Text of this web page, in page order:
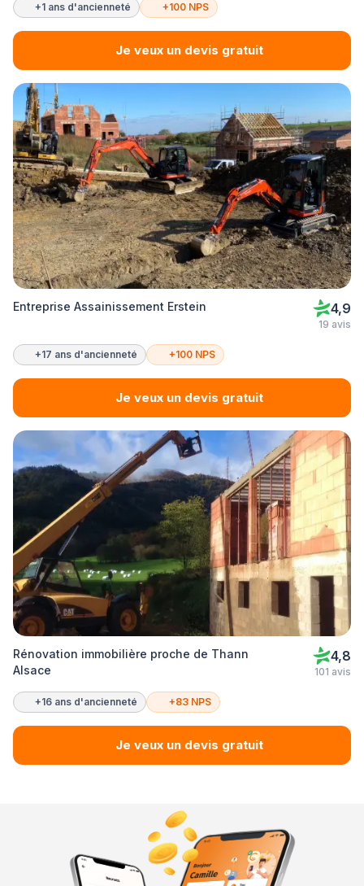
+1 ans d'ancienneté +100 NPS
Je veux un devis gratuit
Entreprise Assainissement Erstein 4,9
19 avis
+17 ans d'ancienneté +100 NPS
Je veux un devis gratuit
Rénovation immobilière proche de Thann
Alsace
4,8
101 avis
+16 ans d'ancienneté +83 NPS
Je veux un devis gratuit